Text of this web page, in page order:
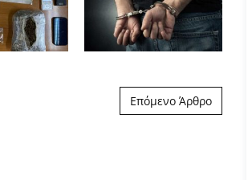
Επόμενο Άρθρο